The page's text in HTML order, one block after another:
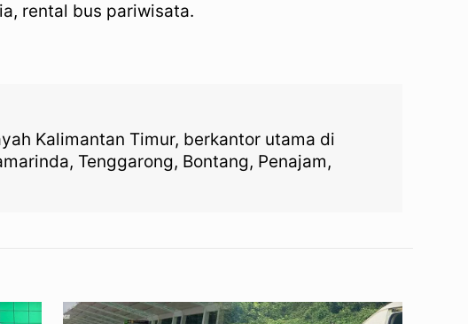
rental bus pariwisata.
Kalimantan Timur, berkantor utama di
Tenggarong, Bontang, Penajam,